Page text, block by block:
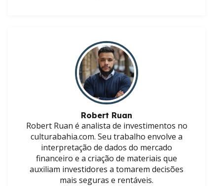
Robert Ruan
Robert Ruan é analista de investimentos no
culturabahia.com. Seu trabalho envolve a
interpretação de dados do mercado
financeiro e a criação de materiais que
auxiliam investidores a tomarem decisões
mais seguras e rentáveis.